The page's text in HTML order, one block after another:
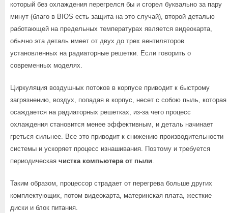
который без охлаждения перегрелся бы и сгорел буквально за пару
минут (благо в BIOS есть защита на это случай), второй деталью
работающей на предельных температурах является видеокарта,
обычно эта деталь имеет от двух до трех вентиляторов
установленных на радиаторные решетки. Если говорить о
современных моделях.
Циркуляция воздушных потоков в корпусе приводит к быстрому
загрязнению, воздух, попадая в корпус, несет с собою пыль, которая
осаждается на радиаторных решетках, из-за чего процесс
охлаждения становится менее эффективным, и деталь начинает
греться сильнее. Все это приводит к снижению производительности
системы и ускоряет процесс изнашивания. Поэтому и требуется
периодическая чистка компьютера от пыли.
Таким образом, процессор страдает от перегрева больше других
комплектующих, потом видеокарта, материнская плата, жесткие
диски и блок питания.